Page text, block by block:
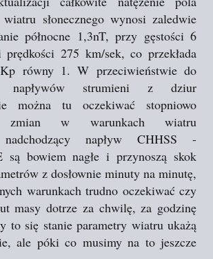
wiatru słonecznego wynosi zaledwie
północne 1,3nT, przy gęstości 6
prędkości 275 km/sek, co przekłada
równy 1. W przeciwieństwie do
napływów strumieni z dziur
można tu oczekiwać stopniowo
zmian w warunkach wiatru
nadchodzący napływ CHHSS -
są bowiem nagłe i przynoszą skok
z dosłownie minuty na minutę,
warunkach trudno oczekiwać czy
masy dotrze za chwilę, za godzinę
to się stanie parametry wiatru ukażą
ale póki co musimy na to jeszcze